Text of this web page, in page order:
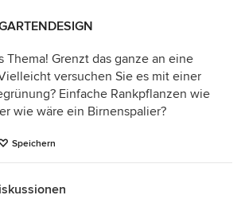
jeden Fall muss die Leitung unter
Zierfassung der Fenster muss weg.
einheitlich gestaltet ist (durch
eine schlichte, matte Farbe oder sogar
pure Bekleidung), bekommen die
aber interessant verteilten Fenster
und können als gestalterisches
Dann können sogar der
Blumenkasten und ein farblich
Thema! Grenzt das ganze an eine
versuchen Sie es mit einer
Einfache Rankpflanzen wie
wie wäre ein Birnenspalier?
Speichern